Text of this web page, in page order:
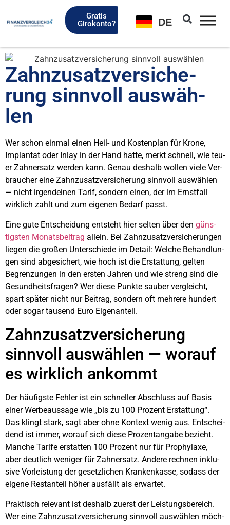
Gratis
Girokonto?
DE
Zahn­zu­satz­ver­si­che­
rung sinn­voll aus­wäh­
len
Wer schon ein­mal einen Heil- und Kos­ten­plan für Kro­ne,
Implan­tat oder Inlay in der Hand hat­te, merkt schnell, wie teu­
er Zahn­ersatz wer­den kann. Genau des­halb wol­len vie­le Ver­
brau­cher eine Zahn­zu­satz­ver­si­che­rung sinn­voll aus­wäh­len
— nicht irgend­ei­nen Tarif, son­dern einen, der im Ernst­fall
wirk­lich zahlt und zum eige­nen Bedarf passt.
Eine gute Ent­schei­dung ent­steht hier sel­ten über den güns­
tigs­ten Monats­bei­trag allein. Bei Zahn­zu­satz­ver­si­che­run­gen
lie­gen die gro­ßen Unter­schie­de im Detail: Wel­che Behand­lun­
gen sind abge­si­chert, wie hoch ist die Erstat­tung, gel­ten
Begren­zun­gen in den ers­ten Jah­ren und wie streng sind die
Gesund­heits­fra­gen? Wer die­se Punk­te sau­ber ver­gleicht,
spart spä­ter nicht nur Bei­trag, son­dern oft meh­re­re hun­dert
oder sogar tau­send Euro Eigen­an­teil.
Zahn­zu­satz­ver­si­che­rung
sinn­voll aus­wäh­len — wor­auf
es wirk­lich ankommt
Der häu­figs­te Feh­ler ist ein schnel­ler Abschluss auf Basis
einer Wer­be­aus­sa­ge wie „bis zu 100 Pro­zent Erstat­tung“.
Das klingt stark, sagt aber ohne Kon­text wenig aus. Ent­schei­
dend ist immer, wor­auf sich die­se Pro­zent­an­ga­be bezieht.
Man­che Tari­fe erstat­ten 100 Pro­zent nur für Pro­phy­la­xe,
aber deut­lich weni­ger für Zahn­ersatz. Ande­re rech­nen inklu­
si­ve Vor­leis­tung der gesetz­li­chen Kran­ken­kas­se, sodass der
eige­ne Rest­an­teil höher aus­fällt als erwar­tet.
Prak­tisch rele­vant ist des­halb zuerst der Leis­tungs­be­reich.
Wer eine Zahn­zu­satz­ver­si­che­rung sinn­voll aus­wäh­len möch­